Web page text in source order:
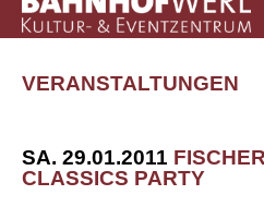
VERANSTALTUNGEN
SA. 29.01.2011
CLASSICS PARTY